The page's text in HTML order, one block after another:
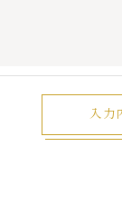
停止の手続を
につきまして